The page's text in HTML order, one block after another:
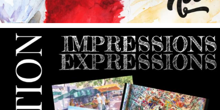
annettemorris.art
May 9